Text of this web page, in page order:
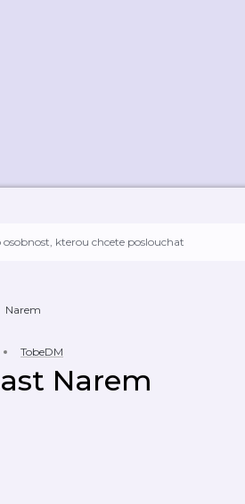
Narem
TobeDM
Narem